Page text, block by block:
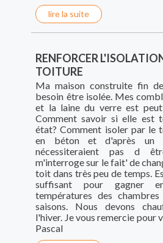
lire la suite
RENFORCER
TOITURE
Ma maison construite fin
besoin être isolée. Mes
et la laine du verre est
Comment savoir si elle est
état? Comment isoler par le
en béton et d'après un
nécessiteraient pas d
m'interroge sur le fait' de
toit dans très peu de temps.
suffisant pour gagner
températures des
saisons. Nous devons
l'hiver. Je vous remercie pour
Pascal